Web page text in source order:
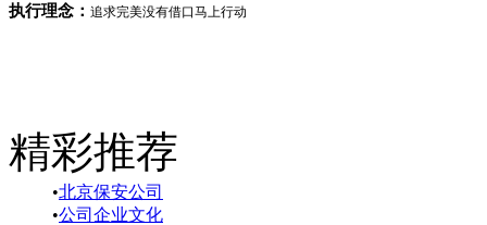
执行理念： 追求完美没有借口马上行动
精彩推荐
•北京保安公司
•公司企业文化